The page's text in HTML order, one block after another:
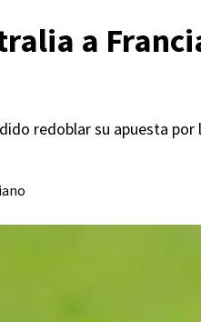
a
redoblar su apuesta